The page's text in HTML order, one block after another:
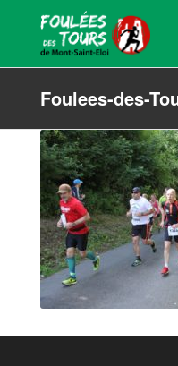
Foulees-des-